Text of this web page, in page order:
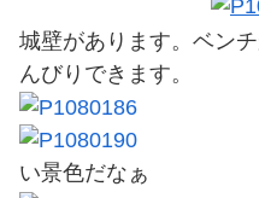
城壁があります。ベン
んびりできます。
い景色だなぁ